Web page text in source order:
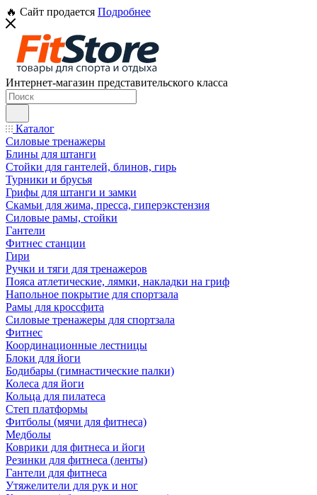
🔥 Сайт продается Подробнее
Интернет-магазин представительского класса
Каталог
Силовые тренажеры
Блины для штанги
Стойки для гантелей, блинов, гирь
Турники и брусья
Грифы для штанги и замки
Скамьи для жима, пресса, гиперэкстензия
Силовые рамы, стойки
Гантели
Фитнес станции
Гири
Ручки и тяги для тренажеров
Пояса атлетические, лямки, накладки на гриф
Напольное покрытие для спортзала
Рамы для кроссфита
Силовые тренажеры для спортзала
Фитнес
Координационные лестницы
Блоки для йоги
Бодибары (гимнастические палки)
Колеса для йоги
Кольца для пилатеса
Степ платформы
Фитболы (мячи для фитнеса)
Медболы
Коврики для фитнеса и йоги
Резинки для фитнеса (ленты)
Гантели для фитнеса
Утяжелители для рук и ног